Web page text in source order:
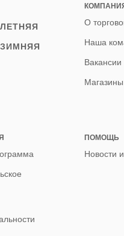
О
Наша
Вакансии
Магазины
ПОМОЩЬ
Новости